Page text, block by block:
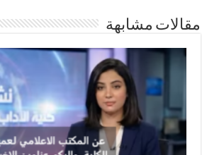
مقالات مشابهة